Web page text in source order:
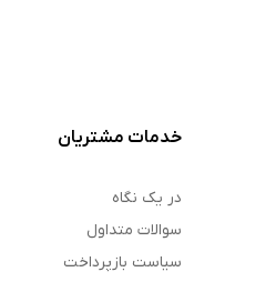
خدمات مشتریان
در یک نگاه
سوالات متداول
سیاست بازپرداخت